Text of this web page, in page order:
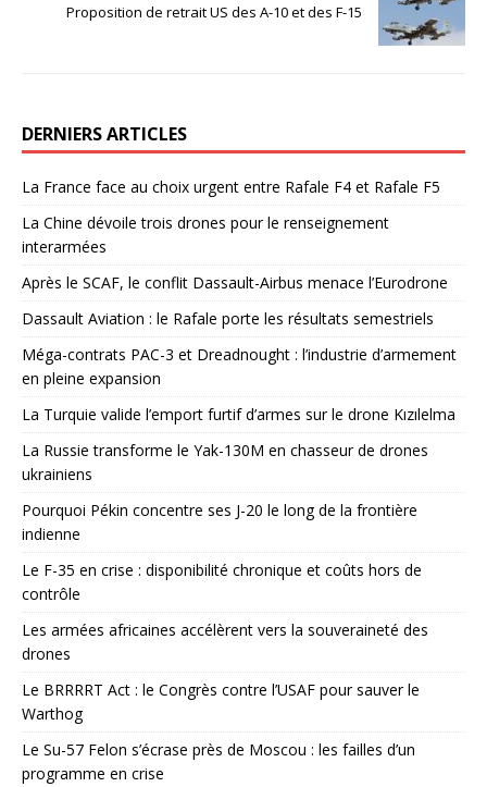
Proposition de retrait US des A-10 et des F-15
DERNIERS ARTICLES
La France face au choix urgent entre Rafale F4 et Rafale F5
La Chine dévoile trois drones pour le renseignement
interarmées
Après le SCAF, le conflit Dassault-Airbus menace l’Eurodrone
Dassault Aviation : le Rafale porte les résultats semestriels
Méga-contrats PAC-3 et Dreadnought : l’industrie d’armement
en pleine expansion
La Turquie valide l’emport furtif d’armes sur le drone Kızılelma
La Russie transforme le Yak-130M en chasseur de drones
ukrainiens
Pourquoi Pékin concentre ses J-20 le long de la frontière
indienne
Le F-35 en crise : disponibilité chronique et coûts hors de
contrôle
Les armées africaines accélèrent vers la souveraineté des
drones
Le BRRRRT Act : le Congrès contre l’USAF pour sauver le
Warthog
Le Su-57 Felon s’écrase près de Moscou : les failles d’un
programme en crise